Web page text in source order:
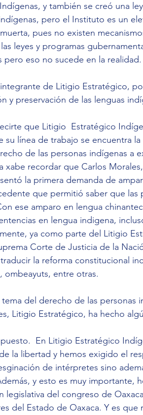
y también se creó una
pero el Instituto es un
pues no existen
leyes y programas
pero eso no sucede en la realidad.
de Litigio Estratégico,
y preservación de las lenguas
que Litigio  Estratégico
su línea de trabajo se encuentra
de las personas indígenas a
xabe recordar que Carlos
la primera demanda de
que permitió saber que
ese amparo en lengua
en lengua indigena,
ya como parte del Litigio
Corte de Justicia de la
la reforma constitucional
ombeayuts, entre otras.
del derecho de las personas
Litigio Estratégico, ha hecho
En Litigio Estratégico
la libertad y hemos exigido el
de intérpretes sino
y esto es muy importante,
legislativa del congreso de
del Estado de Oaxaca. Y es